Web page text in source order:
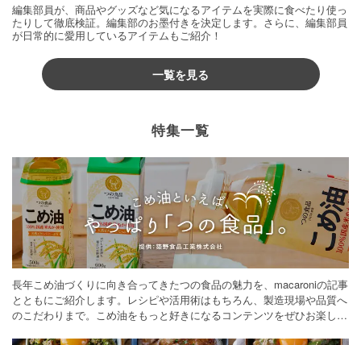
編集部員が、商品やグッズなど気になるアイテムを実際に食べたり使っ
たりして徹底検証。編集部のお墨付きを決定します。さらに、編集部員
が日常的に愛用しているアイテムもご紹介！
一覧を見る
特集一覧
長年こめ油づくりに向き合ってきたつの食品の魅力を、macaroniの記事
とともにご紹介します。レシピや活用術はもちろん、製造現場や品質へ
のこだわりまで。こめ油をもっと好きになるコンテンツをぜひお楽しみ